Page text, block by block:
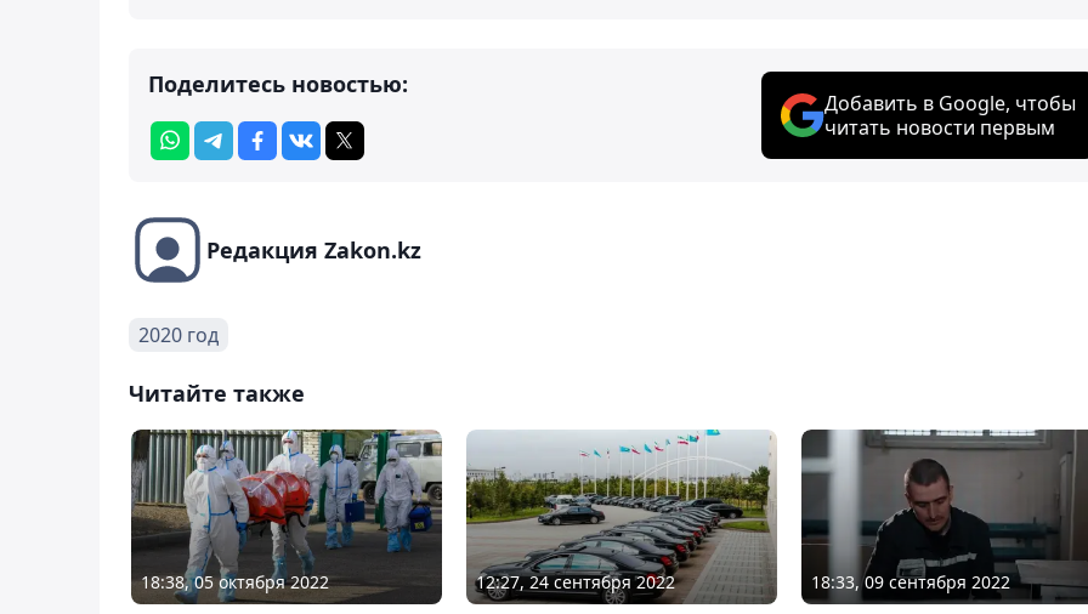
Поделитесь новостью:
Добавить в Google, чтобы
читать новости первым
Редакция Zakon.kz
2020 год
Читайте также
18:38, 05 октября 2022 12:27, 24 сентября 2022 18:33, 09 сентября 2022